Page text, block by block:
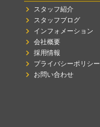
スタッフ紹介
スタッフブログ
インフォメーション
会社概要
採用情報
プライバシーポリシー
お問い合わせ